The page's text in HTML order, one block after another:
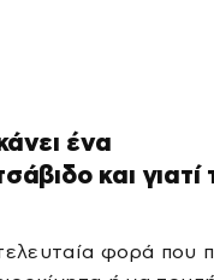
ένα
και γιατί
φορά που